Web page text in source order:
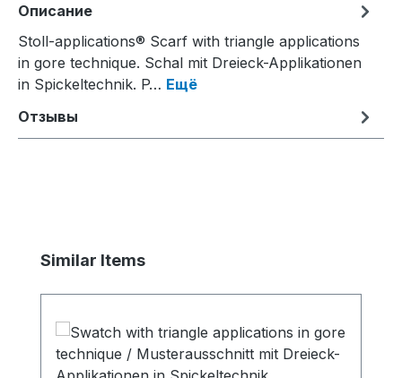
Описание
Stoll-applications® Scarf with triangle applications
in gore technique. Schal mit Dreieck-Applikationen
in Spickeltechnik. P… Ещё
Отзывы
Пропустить галерею продуктов
Similar Items